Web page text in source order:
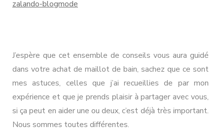
J’espère que cet ensemble de conseils vous aura guidé
dans votre achat de maillot de bain, sachez que ce sont
mes astuces, celles que j’ai recueillies de par mon
expérience et que je prends plaisir à partager avec vous,
si ça peut en aider une ou deux, c’est déjà très important.
Nous sommes toutes différentes.